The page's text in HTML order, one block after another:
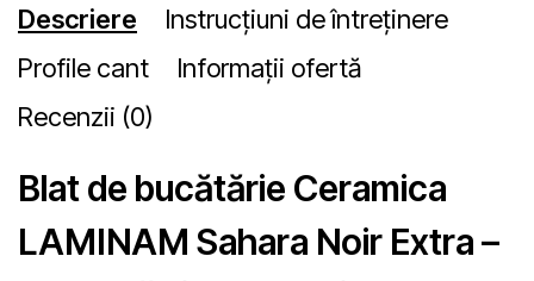
Descriere
Instrucțiuni de întreținere
Profile cant
Informații ofertă
Recenzii (0)
Blat de bucătărie Ceramica
LAMINAM Sahara Noir Extra –